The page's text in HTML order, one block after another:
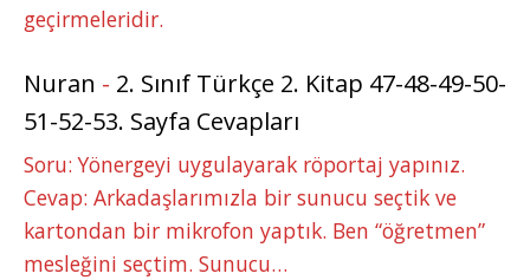
geçirmeleridir.
Nuran - 2. Sınıf Türkçe 2. Kitap 47-48-49-50-
51-52-53. Sayfa Cevapları
Soru: Yönergeyi uygulayarak röportaj yapınız.
Cevap: Arkadaşlarımızla bir sunucu seçtik ve
kartondan bir mikrofon yaptık. Ben “öğretmen”
mesleğini seçtim. Sunucu…